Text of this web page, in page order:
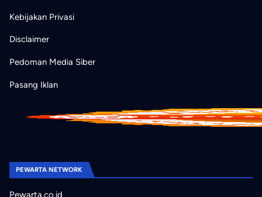
Kebijakan Privasi
Disclaimer
Pedoman Media Siber
Pasang Iklan
PEWARTA NETWORK
Pewarta.co.id